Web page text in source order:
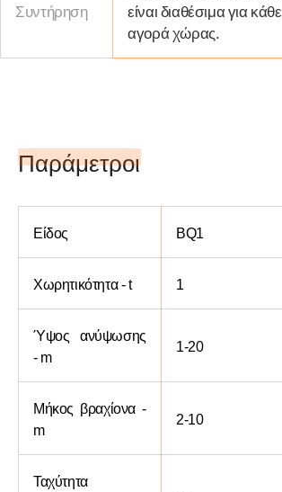
Συντήρηση
είναι διαθέσιμα για κάθε
αγορά χώρας.
Παράμετροι
Είδος BQ1
Χωρητικότητα - t 1
Ύψος ανύψωσης
- m
1-20
Μήκος βραχίονα -
m
2-10
Ταχύτητα